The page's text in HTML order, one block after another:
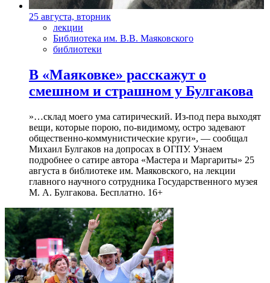
25 августа, вторник
лекции
Библиотека им. В.В. Маяковского
библиотеки
В «Маяковке» расскажут о
смешном и страшном у Булгакова
»…склад моего ума сатирический. Из-под пера выходят
вещи, которые порою, по-видимому, остро задевают
общественно-коммунистические круги», — сообщал
Михаил Булгаков на допросах в ОГПУ. Узнаем
подробнее о сатире автора «Мастера и Маргариты» 25
августа в библиотеке им. Маяковского, на лекции
главного научного сотрудника Государственного музея
М. А. Булгакова. Бесплатно. 16+